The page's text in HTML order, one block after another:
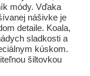
módy. Vďaka
nášivke je
detaile. Koala,
sladkosti a
kúskom.
šiltovkou